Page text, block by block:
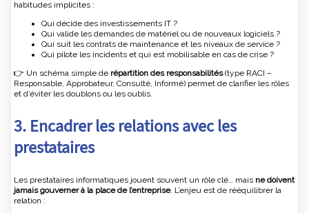
habitudes implicites :
Qui décide des investissements IT ?
Qui valide les demandes de matériel ou de nouveaux logiciels ?
Qui suit les contrats de maintenance et les niveaux de service ?
Qui pilote les incidents et qui est mobilisable en cas de crise ?
👉 Un schéma simple de répartition des responsabilités(type RACI –
Responsable, Approbateur, Consulté, Informé) permet de clarifier les rôles
et d’éviter les doublons ou les oublis.
3. Encadrer les relations avec les
prestataires
Les prestataires informatiques jouent souvent un rôle clé… mais ne doivent
jamais gouverner à la place de l’entreprise. L’enjeu est de rééquilibrer la
relation :